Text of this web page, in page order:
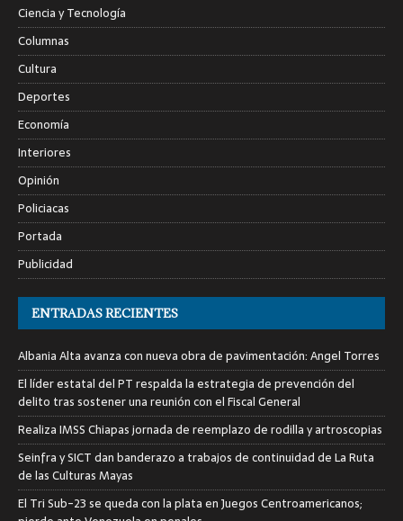
Ciencia y Tecnología
Columnas
Cultura
Deportes
Economía
Interiores
Opinión
Policiacas
Portada
Publicidad
ENTRADAS RECIENTES
Albania Alta avanza con nueva obra de pavimentación: Angel Torres
El líder estatal del PT respalda la estrategia de prevención del
delito tras sostener una reunión con el Fiscal General
Realiza IMSS Chiapas jornada de reemplazo de rodilla y artroscopias
Seinfra y SICT dan banderazo a trabajos de continuidad de La Ruta
de las Culturas Mayas
El Tri Sub-23 se queda con la plata en Juegos Centroamericanos;